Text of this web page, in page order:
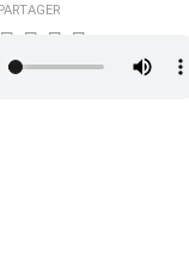
PARTAGER